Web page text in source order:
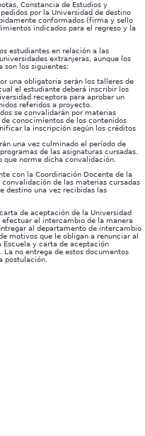
Constancia de Estudios y
por la Universidad de destino
conformados (firma y sello
indicados para el regreso y la
estudiantes en relación a las
extranjeras, aunque los
son los siguientes:
una obligatoria serán los talleres de
el estudiante deberá inscribir los
receptora para aprobar un
referidos a proyecto.
se convalidarán por materias
conocimientos de los contenidos
la inscripción según los créditos
una vez culminado el período de
de las asignaturas cursadas.
que norme dicha convalidación.
con la Coordinación Docente de la
de las materias cursadas
destino una vez recibidas las
de aceptación de la Universidad
el intercambio de la manera
al departamento de intercambio
motivos que le obligan a renunciar al
y carta de aceptación
La no entrega de estos documentos
postulación.